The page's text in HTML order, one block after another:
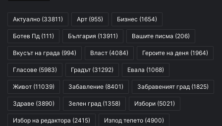
Актуално (33811) Арт (955) Бизнес (1654)
Ботев Пд (111) България (13911) Вашите писма (206)
Вкусът на града (994) Власт (4084) Героите на деня (1964)
Гласове (5983) Градът (31292) Евала (1068)
Живот (11039) Забавление (8401) Забравеният град (1825)
Здраве (3890) Зелен град (1358) Избори (5021)
Избор на редактора (2415) Изпод тепето (4900)